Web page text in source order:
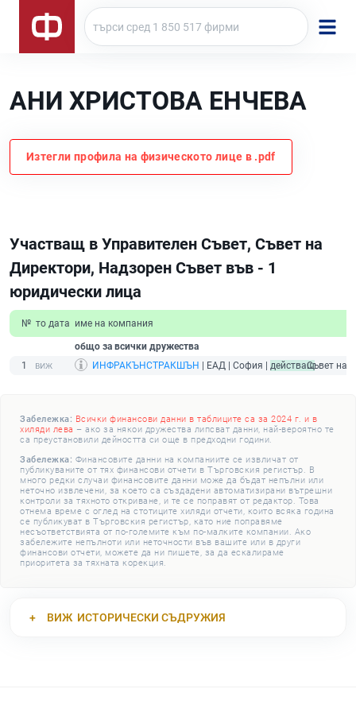
АНИ ХРИСТОВА ЕНЧЕВА
Изтегли профила на физическото лице в .pdf
Участващ в Управителен Съвет, Съвет на
Директори, Надзорен Съвет във - 1
юридически лица
№ то дата име на компания
общо за всички дружества
1
ИНФРАКЪНСТРАКШЪН | ЕАД | София | действащСъвет на
Забележка: Всички финансови данни в таблиците са за 2024 г. и в
хиляди лева – ако за някои дружества липсват данни, най-вероятно те
са преустановили дейността си още в предходни години.
Забележка: Финансовите данни на компаниите се извличат от
публикуваните от тях финансови отчети в Търговския регистър. В
много редки случаи финансовите данни може да бъдат непълни или
неточно извлечени, за което са създадени автоматизирани вътрешни
контроли за тяхното откриване, и те се поправят от редактор. Това
отнема време с оглед на стотиците хиляди отчети, които всяка година
се публикуват в Търговския регистър, като ние поправяме
несъответствията от по-големите към по-малките компании. Ако
забележите непълноти или неточности във вашите или в други
финансови отчети, можете да ни пишете, за да ескалираме
приоритета за тяхната корекция.
ВИЖ ИСТОРИЧЕСКИ СЪДРУЖИЯ